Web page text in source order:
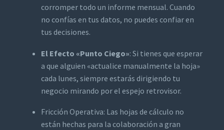
corromper todo un informe mensual. Cuando
no confías en tus datos, no puedes confiar en
tus decisiones.
El Efecto «Punto Ciego»: Si tienes que esperar
a que alguien «actualice manualmente la hoja»
cada lunes, siempre estarás dirigiendo tu
negocio mirando por el espejo retrovisor.
Fricción Operativa: Las hojas de cálculo no
están hechas para la colaboración a gran